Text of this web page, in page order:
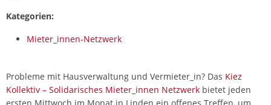
Kategorien:
Mieter_innen-Netzwerk
Probleme mit Hausverwaltung und Vermieter_in? Das Kiez
Kollektiv – Solidarisches Mieter_innen Netzwerk bietet jeden